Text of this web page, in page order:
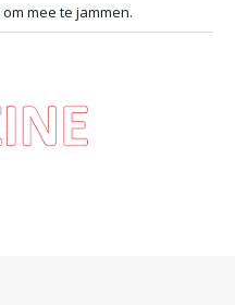
mee te jammen.